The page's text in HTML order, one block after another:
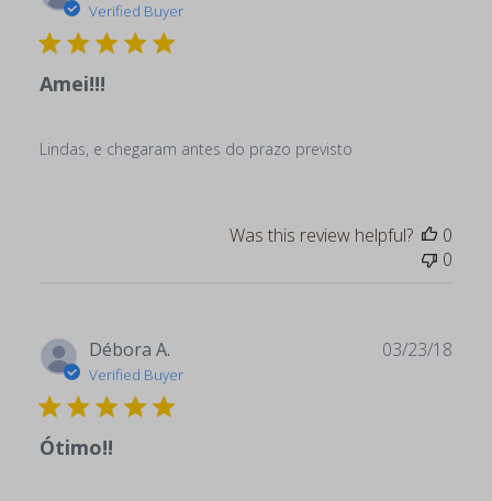
Verified Buyer
Amei!!!
Lindas, e chegaram antes do prazo previsto
Was this review helpful?
0
0
Débora A.
Verified Buyer
Ótimo!!
03/23/18